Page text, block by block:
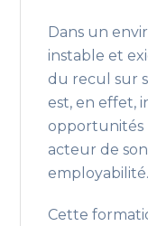
Dans un
instable et
du recul sur
est, en effet,
opportunités
acteur de
employabilité.
Cette